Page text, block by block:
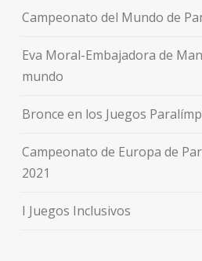
Campeonato del Mundo de
Eva Moral-Embajadora de
mundo
Bronce en los Juegos
Campeonato de Europa de
2021
I Juegos Inclusivos